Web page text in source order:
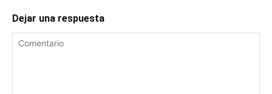
Dejar una respuesta